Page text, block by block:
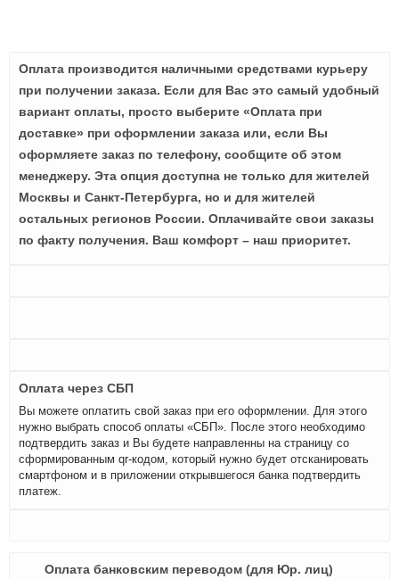
Оплата производится наличными средствами курьеру
при получении заказа. Если для Вас это самый удобный
вариант оплаты, просто выберите «Оплата при
доставке» при оформлении заказа или, если Вы
оформляете заказ по телефону, сообщите об этом
менеджеру. Эта опция доступна не только для жителей
Москвы и Санкт-Петербурга, но и для жителей
остальных регионов России. Оплачивайте свои заказы
по факту получения. Ваш комфорт – наш приоритет.
Оплата через СБП
Вы можете оплатить свой заказ при его оформлении. Для этого
нужно выбрать способ оплаты «СБП». После этого необходимо
подтвердить заказ и Вы будете направленны на страницу со
сформированным qr-кодом, который нужно будет отсканировать
смартфоном и в приложении открывшегося банка подтвердить
платеж.
Оплата банковским переводом (для Юр. лиц)